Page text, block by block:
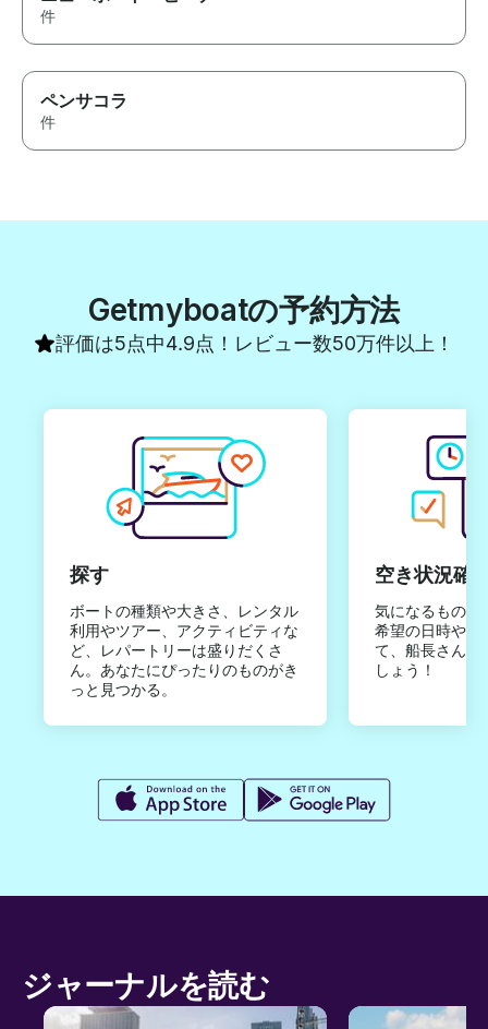
件
ペンサコラ
件
Getmyboatの予約方法
評価は5点中4.9点！レビュー数50万件以上！
探す
ボートの種類や大きさ、レンタル
利用やツアー、アクティビティな
ど、レパートリーは盛りだくさ
ん。あなたにぴったりのものがき
っと見つかる。
空き状況確
気になるものは
希望の日時やご
て、船長さんか
しょう！
ジャーナルを読む